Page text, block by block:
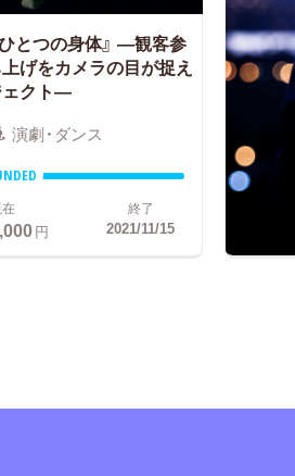
とつの身体』 ―観客参
げをカメラの目が捉え
ェクト―
演劇・ダンス
円
終了
2021/11/15